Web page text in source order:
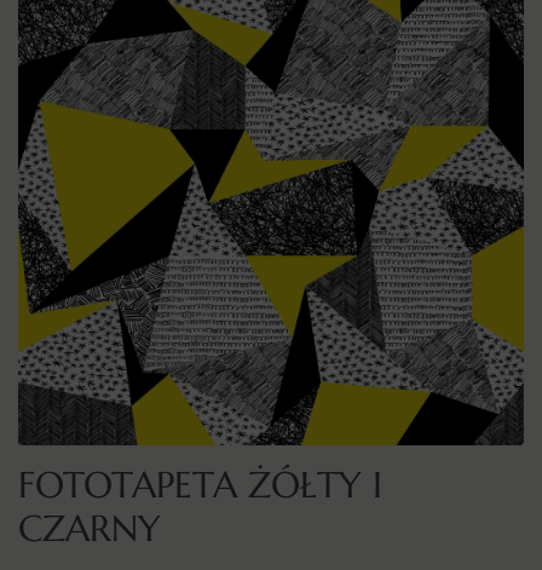
FOTOTAPETA ŻÓŁTY I
CZARNY